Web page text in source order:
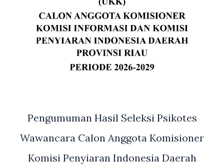
Pengumuman Hasil Seleksi Psikotes
Wawancara Calon Anggota Komisioner
Komisi Penyiaran Indonesia Daerah